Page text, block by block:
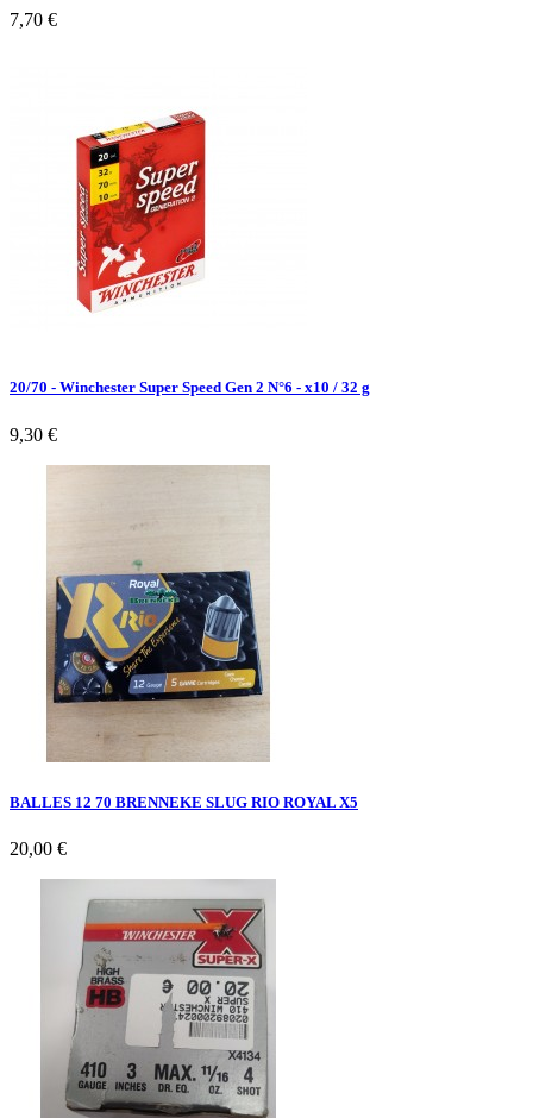
7,70 €
20/70 - Winchester Super Speed Gen 2 N°6 - x10 / 32 g
9,30 €
BALLES 12 70 BRENNEKE SLUG RIO ROYAL X5
20,00 €